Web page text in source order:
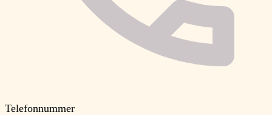
Telefonnummer